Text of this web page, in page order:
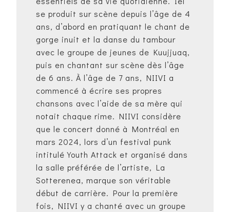
se produit sur scène depuis l’âge de 4
ans, d’abord en pratiquant le chant de
gorge inuit et la danse du tambour
avec le groupe de jeunes de Kuujjuaq,
puis en chantant sur scène dès l’âge
de 6 ans. À l’âge de 7 ans, NIIVI a
commencé à écrire ses propres
chansons avec l’aide de sa mère qui
notait chaque rime. NIIVI considère
que le concert donné à Montréal en
mars 2024, lors d’un festival punk
intitulé Youth Attack et organisé dans
la salle préférée de l’artiste, La
Sotterenea, marque son véritable
début de carrière. Pour la première
fois, NIIVI y a chanté avec un groupe